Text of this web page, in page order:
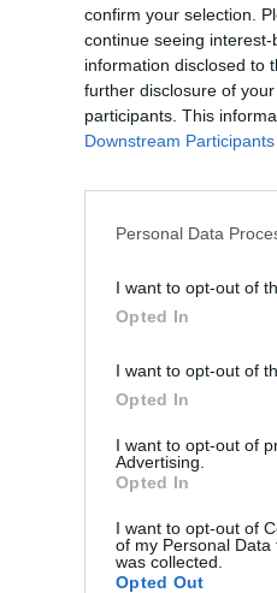
confirm your selection.
continue seeing
information disclosed to
further disclosure of
participants. This
Downstream Participants
Personal Data
I want to opt-out of
Opted In
I want to opt-out of
Opted In
I want to opt-out of
Advertising.
Opted In
I want to opt-out of
of my Personal
was collected.
Opted Out
vuosittain lukuisia listauksia,
esimerkiksi maailman
matkustaneet valitsivat
– yllättävä voittaja
jyrähtää ylilennolle Jyväskylässä –
tukia ulkomaanmatkan vuoksi
pakeni poliisia – tutkaan